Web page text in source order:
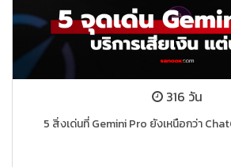
316 วัน
5 สิ่งเด่นที่ Gemini Pro ยังเหนือกว่า